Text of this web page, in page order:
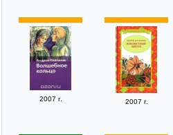
2007 г. 2007 г.